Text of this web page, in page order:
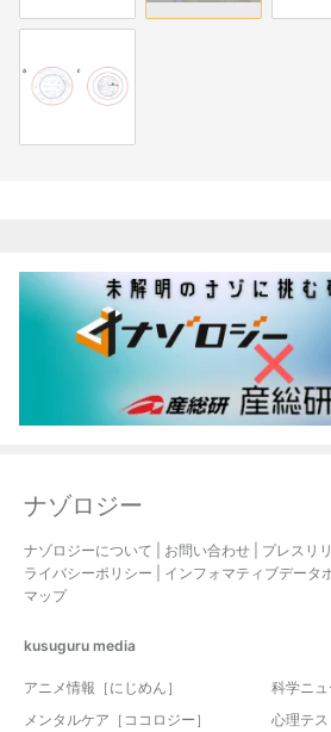
ナゾロジー
ナゾロジーについて お問い合わせ プレスリ
ライバシーポリシー
インフォマティブデータ
マップ
kusuguru media
アニメ情報［にじめん］
科学ニュ
メンタルケア［ココロジー］
心理テス